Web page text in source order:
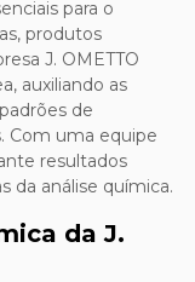
para o
produtos
J. OMETTO
auxiliando as
de
Com uma equipe
resultados
da análise química.
da J.